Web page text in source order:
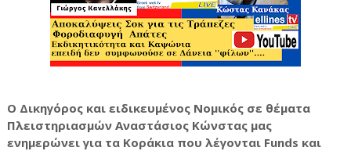
Ο Δικηγόρος και ειδικευμένος Νομικός σε θέματα
Πλειστηριασμών Αναστάσιος Κώνστας μας
ενημερώνει για τα Κοράκια που λέγονται Funds και